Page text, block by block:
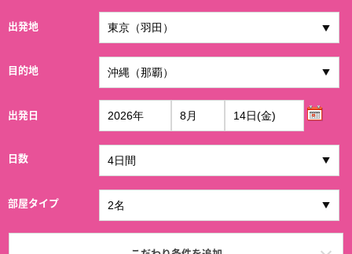
出発地
目的地
出発日
日数
部屋タイプ